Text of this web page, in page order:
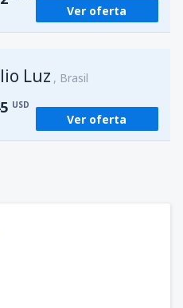
Pettirossi (ASU)
Ver oferta
Luz Brasil
USD
Ver oferta